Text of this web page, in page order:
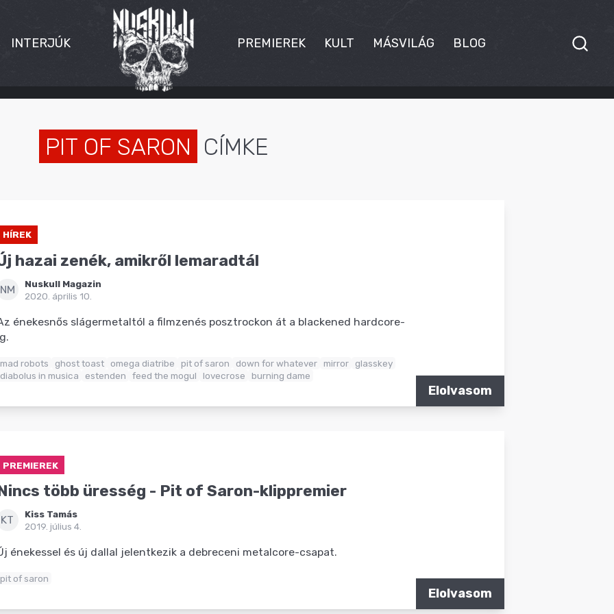
INTERJÚK PREMIEREK KULT MÁSVILÁG BLOG
PIT OF SARON CÍMKE
HÍREK
hazai zenék, amikről lemaradtál
NM
Nuskull Magazin
2020. április 10.
énekesnős slágermetaltól a filmzenés posztrockon át a blackened hardcore-
mad robots ghost toast omega diatribe pit of saron down for whatever mirror
glasskey
diabolus in musica
estenden feed the mogul lovecrose burning dame
Elolvasom
PREMIEREK
több üresség - Pit of Saron-klippremier
KT
Kiss Tamás
2019. július 4.
énekessel és új dallal jelentkezik a debreceni metalcore-csapat.
pit of saron
Elolvasom